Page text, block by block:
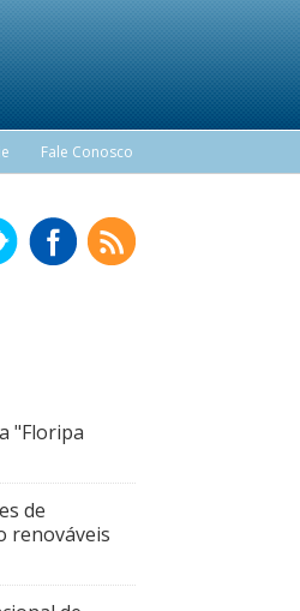
Fale Conosco
"Floripa
de
renováveis